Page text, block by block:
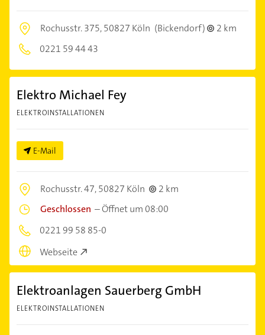
Rochusstr. 375,50827 Köln (Bickendorf)
2 km
0221 59 44 43
Elektro Michael Fey
ELEKTROINSTALLATIONEN
E-Mail
Rochusstr. 47,50827 Köln
2 km
Geschlossen –Öffnet um 08:00
0221 99 58 85-0
Webseite
Elektroanlagen Sauerberg GmbH
ELEKTROINSTALLATIONEN